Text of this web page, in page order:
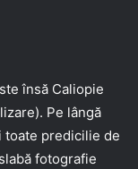
însă Caliopie
Pe lângă
toate predicilie de
fotografie